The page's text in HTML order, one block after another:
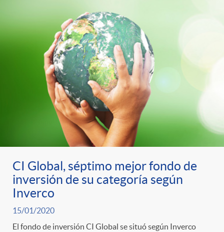
CI Global, séptimo mejor fondo de
inversión de su categoría según
Inverco
15/01/2020
El fondo de inversión CI Global se situó según Inverco